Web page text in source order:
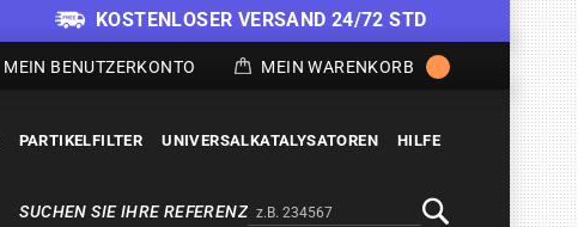
KOSTENLOSER VERSAND 24/72 STD
MEIN BENUTZERKONTO MEIN WARENKORB
PARTIKELFILTER UNIVERSALKATALYSATOREN HILFE
Alternativa a Doofinder
SUCHEN SIE IHRE REFERENZ